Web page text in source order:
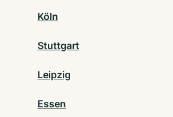
Köln
Stuttgart
Leipzig
Essen